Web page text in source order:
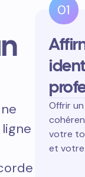
01
Offrir
votre
et votre